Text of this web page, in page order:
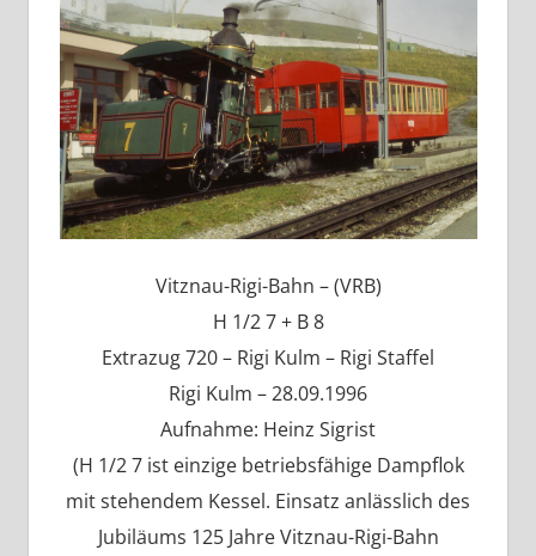
Vitznau-Rigi-Bahn – (VRB)
H 1/2 7 + B 8
Extrazug 720 – Rigi Kulm – Rigi Staffel
Rigi Kulm – 28.09.1996
Aufnahme: Heinz Sigrist
(H 1/2 7 ist einzige betriebsfähige Dampflok
mit stehendem Kessel. Einsatz anlässlich des
Jubiläums 125 Jahre Vitznau-Rigi-Bahn